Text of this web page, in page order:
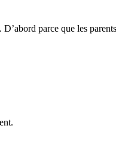
parce que les